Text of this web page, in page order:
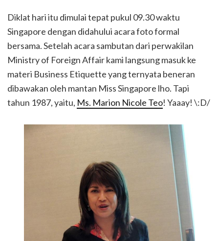
Diklat hari itu dimulai tepat pukul 09.30 waktu
Singapore dengan didahului acara foto formal
bersama. Setelah acara sambutan dari perwakilan
Ministry of Foreign Affair kami langsung masuk ke
materi Business Etiquette yang ternyata beneran
dibawakan oleh mantan Miss Singapore lho. Tapi
tahun 1987, yaitu, Ms. Marion Nicole Teo! Yaaay! \:D/